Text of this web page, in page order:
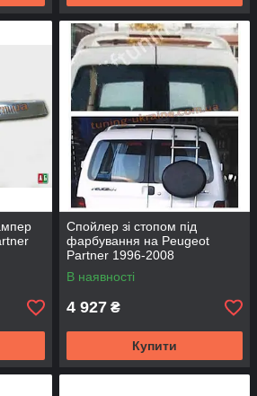
Спойлер зі стопом під
фарбування на Peugeot
Partner 1996-2008
В наявності
4 927 ₴
Купити